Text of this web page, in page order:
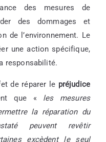
des mesures de
des dommages et
de l’environnement. Le
une action spécifique,
responsabilité.
de réparer le préjudice
que « les mesures
la réparation du
peuvent revêtir
excèdent le seul